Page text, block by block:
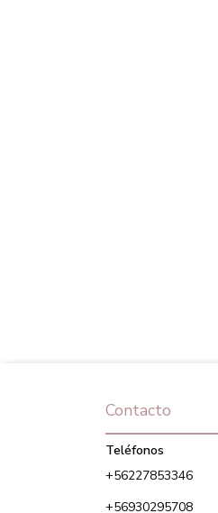
Contacto
Teléfonos
+56227853346
+56930295708